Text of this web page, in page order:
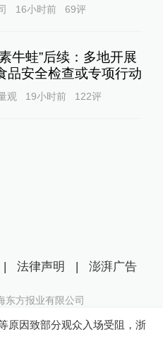
16小时前 69评
牛蛙”后续：多地开展
品安全检查或专项行动
观 19小时前 122评
原因致部分观众入场受阻，浙
| 法律声明 | 澎湃广告
东方报业有限公司
| 沪ICP备14003370号